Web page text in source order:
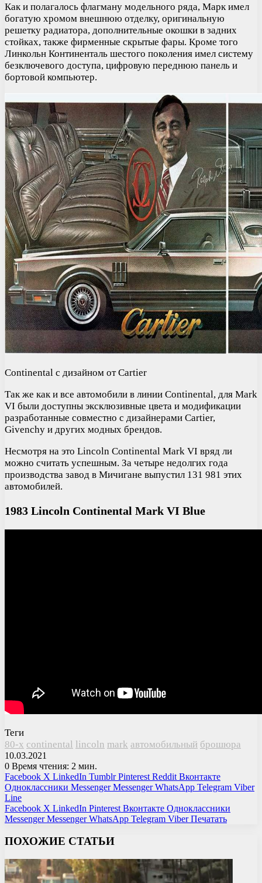
Как и полагалось флагману модельного ряда, Марк имел
богатую хромом внешнюю отделку, оригинальную
решетку радиатора, дополнительные окошки в задних
стойках, также фирменные скрытые фары. Кроме того
Линкольн Континенталь шестого поколения имел систему
безключевого доступа, цифровую переднюю панель и
бортовой компьютер.
Continental с дизайном от Cartier
Так же как и все автомобили в линии Continental, для Mark
VI были доступны эксклюзивные цвета и модификации
разработанные совместно с дизайнерами Cartier,
Givenchy и других модных брендов.
Несмотря на это Lincoln Continental Mark VI вряд ли
можно считать успешным. За четыре недолгих года
производства завод в Мичигане выпустил 131 981 этих
автомобилей.
1983 Lincoln Continental Mark VI Blue
Теги
80-х continental lincoln mark автомобильный брошюра
10.03.2021
0 Время чтения: 2 мин.
Facebook X LinkedIn Tumblr Pinterest Reddit Вконтакте
Одноклассники Messenger Messenger WhatsApp Telegram Viber
Line
Facebook X LinkedIn Pinterest Вконтакте Одноклассники
Messenger Messenger WhatsApp Telegram Viber Печатать
ПОХОЖИЕ СТАТЬИ